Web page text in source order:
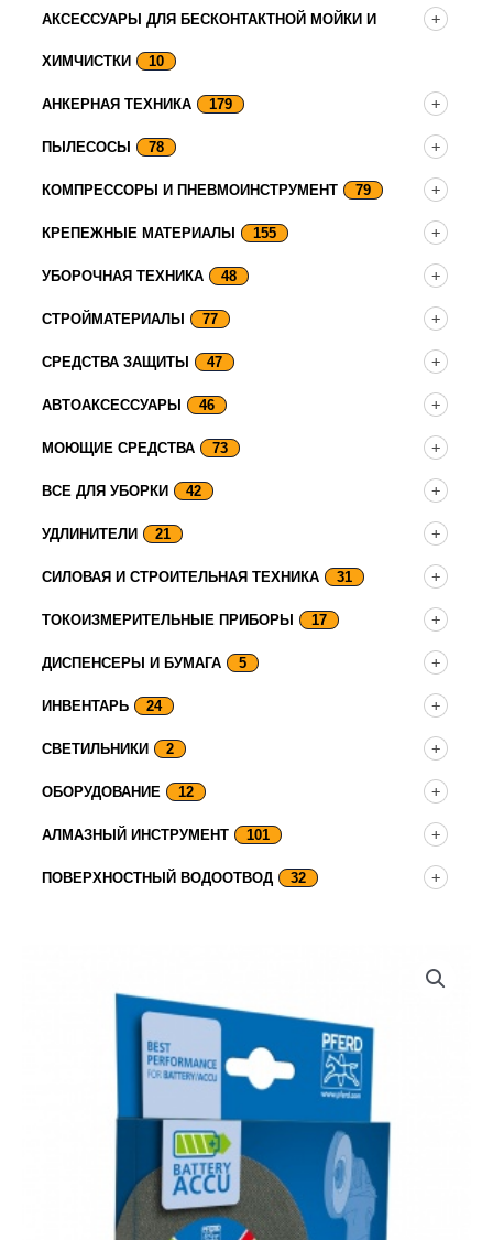
АКСЕССУАРЫ ДЛЯ БЕСКОНТАКТНОЙ МОЙКИ И
ХИМЧИСТКИ 10
АНКЕРНАЯ ТЕХНИКА 179
ПЫЛЕСОСЫ 78
КОМПРЕССОРЫ И ПНЕВМОИНСТРУМЕНТ 79
КРЕПЕЖНЫЕ МАТЕРИАЛЫ 155
УБОРОЧНАЯ ТЕХНИКА 48
СТРОЙМАТЕРИАЛЫ 77
СРЕДСТВА ЗАЩИТЫ 47
АВТОАКСЕССУАРЫ 46
МОЮЩИЕ СРЕДСТВА 73
ВСЕ ДЛЯ УБОРКИ 42
УДЛИНИТЕЛИ 21
СИЛОВАЯ И СТРОИТЕЛЬНАЯ ТЕХНИКА 31
ТОКОИЗМЕРИТЕЛЬНЫЕ ПРИБОРЫ 17
ДИСПЕНСЕРЫ И БУМАГА 5
ИНВЕНТАРЬ 24
СВЕТИЛЬНИКИ 2
ОБОРУДОВАНИЕ 12
АЛМАЗНЫЙ ИНСТРУМЕНТ 101
ПОВЕРХНОСТНЫЙ ВОДООТВОД 32